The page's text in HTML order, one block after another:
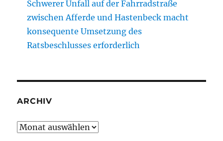
Schwerer Unfall auf der Fahrradstraße
zwischen Afferde und Hastenbeck macht
konsequente Umsetzung des
Ratsbeschlusses erforderlich
ARCHIV
Archiv